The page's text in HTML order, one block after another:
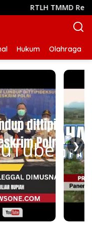
TMMD Reguler ke-
Hukum Olahraga
❯